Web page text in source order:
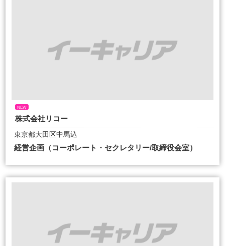
NEW
株式会社リコー
東京都大田区中馬込
経営企画（コーポレート・セクレタリー/取締役会室）